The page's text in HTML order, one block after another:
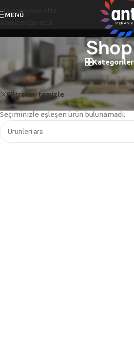
Navigasyona atla
MENÜ
Shop
Kategoriler
Ana Sayfa
Shop
Filtreleri temizle marka42
Seçiminizle eşleşen ürün bulunamadı.